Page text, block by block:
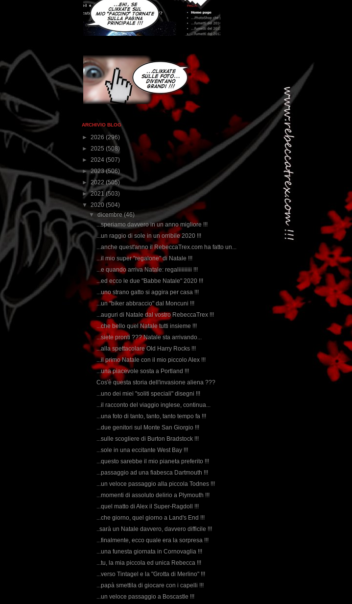
ARCHIVIO BLOG
► 2026 (296)
► 2025 (508)
► 2024 (507)
►2023(506)
► 2022(505)
►2021(503)
▼ 2020 (504)
▼dicembre(46)
...speriamo davvero in un anno migliore !!!
...un raggio di sole in un orribile 2020 !!!
...anche quest'anno il RebeccaTrex.com ha fatto un...
...il mio super "regalone" di Natale !!!
...e quando arriva Natale: regaliiiiiiiii !!!
...ed ecco le due "Babbe Natale" 2020 !!!
...uno strano gatto si aggira per casa !!!
...un "biker abbraccio" dal Moncuni !!!
...auguri di Natale dal vostro RebeccaTrex !!!
...che bello quel Natale tutti insieme !!!
...siete pronti ??? Natale sta arrivando...
...alla spettacolare Old Harry Rocks !!!
...il primo Natale con il mio piccolo Alex !!!
...una piacevole sosta a Portland !!!
Cos'è questa storia dell'invasione aliena ???
...uno dei miei "soliti speciali" disegni !!!
...il racconto del viaggio inglese, continua...
...una foto di tanto, tanto, tanto tempo fa !!!
...due genitori sul Monte San Giorgio !!!
...sulle scogliere di Burton Bradstock !!!
...sole in una eccitante West Bay !!!
...questo sarebbe il mio pianeta preferito !!!
...passaggio ad una fiabesca Dartmouth !!!
...un veloce passaggio alla piccola Todnes !!!
...momenti di assoluto delirio a Plymouth !!!
...quel matto di Alex il Super-Ragdoll !!!
...che giorno, quel giorno a Land's End !!!
..sarà un Natale davvero, davvero difficile !!!
...finalmente, ecco quale era la sorpresa !!!
...una funesta giornata in Cornovaglia !!!
...tu, la mia piccola ed unica Rebecca !!!
...verso Tintagel e la "Grotta di Merlino" !!!
...papà smettila di giocare con i capelli !!!
...un veloce passaggio a Boscastle !!!